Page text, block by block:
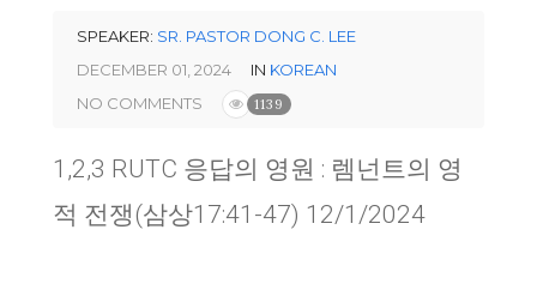
SPEAKER: SR. PASTOR DONG C. LEE
DECEMBER 01, 2024
IN KOREAN
NO COMMENTS
1139
1,2,3 RUTC 응답의 영원 : 렘넌트의 영
적 전쟁(삼상17:41-47) 12/1/2024